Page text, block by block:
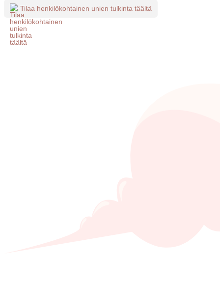
Tilaa henkilökohtainen unien tulkinta täältä